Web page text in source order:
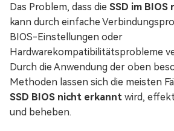
Das Problem, dass die SSD im
kann durch einfache
BIOS-Einstellungen oder
Hardwarekompatibilitätsprobleme
Durch die Anwendung der oben
Methoden lassen sich die meisten
SSD BIOS nicht erkannt wird,
und beheben.